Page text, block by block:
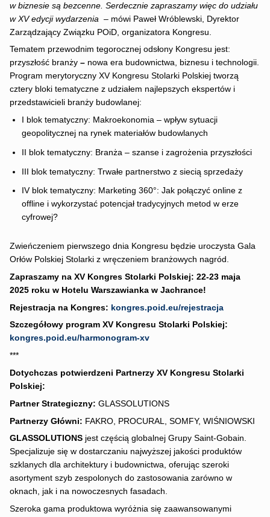
w biznesie są bezcenne. Serdecznie zapraszamy więc do udziału
w XV edycji wydarzenia –mówi Paweł Wróblewski, Dyrektor
Zarządzający Związku POiD, organizatora Kongresu.
Tematem przewodnim tegorocznej odsłony Kongresu jest:
przyszłość branży –nowa era budownictwa, biznesu i technologii.
Program merytoryczny XV Kongresu Stolarki Polskiej tworzą
cztery bloki tematyczne z udziałem najlepszych ekspertów i
przedstawicieli branży budowlanej:
I blok tematyczny: Makroekonomia – wpływ sytuacji
geopolitycznej na rynek materiałów budowlanych
II blok tematyczny: Branża – szanse i zagrożenia przyszłości
III blok tematyczny: Trwałe partnerstwo z siecią sprzedaży
IV blok tematyczny: Marketing 360°: Jak połączyć online z
offline i wykorzystać potencjał tradycyjnych metod w erze
cyfrowej?
Zwieńczeniem pierwszego dnia Kongresu będzie uroczysta Gala
Orłów Polskiej Stolarki z wręczeniem branżowych nagród.
Zapraszamy na XV Kongres Stolarki Polskiej: 22-23 maja
2025 roku w Hotelu Warszawianka w Jachrance!
Rejestracja na Kongres: kongres.poid.eu/rejestracja
Szczegółowy program XV Kongresu Stolarki Polskiej:
kongres.poid.eu/harmonogram-xv
***
Dotychczas potwierdzeni Partnerzy XV Kongresu Stolarki
Polskiej:
Partner Strategiczny: GLASSOLUTIONS
Partnerzy Główni: FAKRO, PROCURAL, SOMFY, WIŚNIOWSKI
GLASSOLUTIONS jest częścią globalnej Grupy Saint-Gobain.
Specjalizuje się w dostarczaniu najwyższej jakości produktów
szklanych dla architektury i budownictwa, oferując szeroki
asortyment szyb zespolonych do zastosowania zarówno w
oknach, jak i na nowoczesnych fasadach.
Szeroka gama produktowa wyróżnia się zaawansowanymi